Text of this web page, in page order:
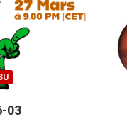
o
03